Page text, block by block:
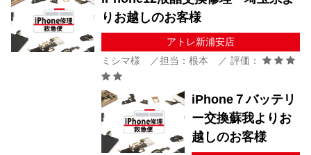
りお越しのお客様
アトレ新浦安店
ミシマ様 ／担当：根本 ／ 評価：
iPhone７バッテリ
ー交換蘇我よりお
越しのお客様